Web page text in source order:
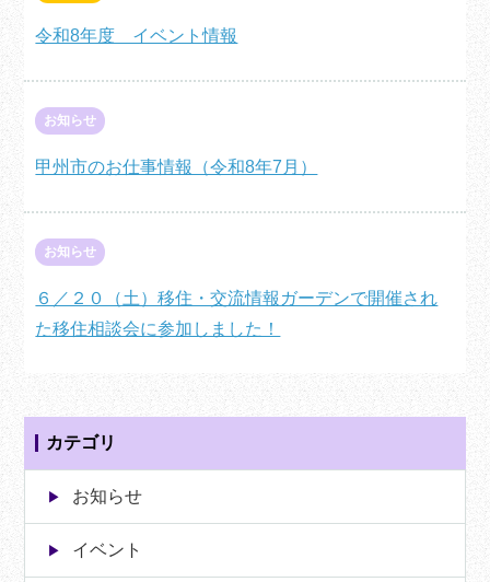
令和8年度 イベント情報
お知らせ
甲州市のお仕事情報（令和8年7月）
お知らせ
６／２０（土）移住・交流情報ガーデンで開催され
た移住相談会に参加しました！
カテゴリ
お知らせ
イベント